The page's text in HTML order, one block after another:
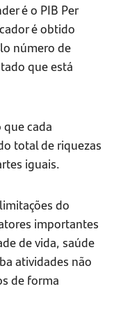
é o PIB Per
é obtido
número de
que está
cada
total de riquezas
iguais.
do
importantes
de vida, saúde
atividades não
de forma